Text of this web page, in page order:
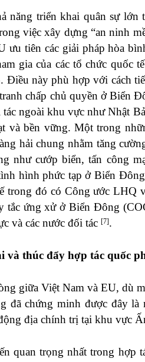
năng triển khai quân sự
việc xây dựng “an ninh
ưu tiên các giải pháp hòa
gia của các tổ chức quốc
Điều này phù hợp với cách
chấp chủ quyền ở Biển
ngoài khu vực như Nhật
và bền vững. Một trong
hải chung nhằm tăng
như cướp biển, tấn công
hình phức tạp ở Biển
trong đó có Công ước
tắc ứng xử ở Biển Đông
và các nước đối tác
[7] .
và thúc đẩy hợp tác quốc
giữa Việt Nam và EU, dù
đã chứng minh được đây
địa chính trị tại khu vực
quan trọng nhất trong hợp